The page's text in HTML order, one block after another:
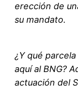
erección de
su mandato.
¿Y qué
aquí al BNG?
actuación del